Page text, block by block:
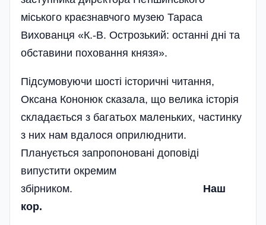
міського краєзнавчого музею Тараса
Вихованця «К.-В. Острозький: останні дні та
обставини поховання князя».
Підсумовуючи шості історичні читання,
Оксана Кононюк сказала, що велика історія
складається з багатьох маленьких, частинку
з них нам вдалося оприлюднити.
Планується запропоновані доповіді
випустити окремим
збірником. Наш
кор.